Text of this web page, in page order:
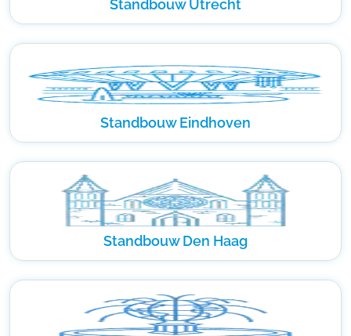
Standbouw Utrecht
Standbouw Eindhoven
Standbouw Den Haag